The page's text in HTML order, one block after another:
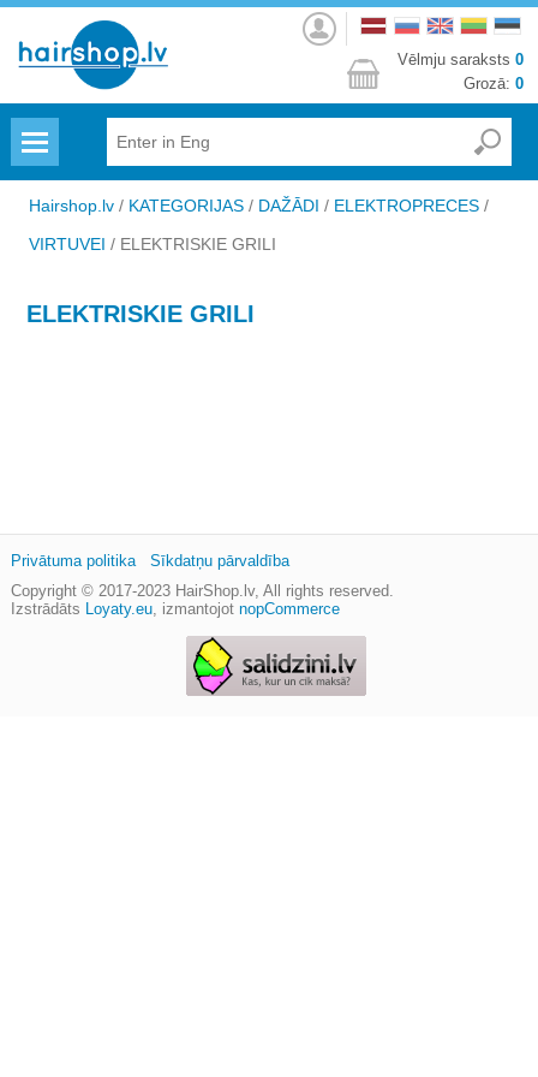
Autorizēties
Vēlmju saraksts 0
Grozā: 0
Hairshop.lv / KATEGORIJAS / DAŽĀDI / ELEKTROPRECES /
VIRTUVEI / ELEKTRISKIE GRILI
ELEKTRISKIE GRILI
Copyright © 2017-2023 HairShop.lv, All rights reserved.
Izstrādāts Loyaty.eu, izmantojot nopCommerce
Privātuma politika Sīkdatņu pārvaldība